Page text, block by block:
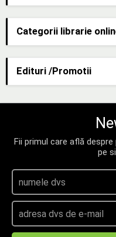
Categorii librarie
Edituri /Promotii
Fii primul care află
pe